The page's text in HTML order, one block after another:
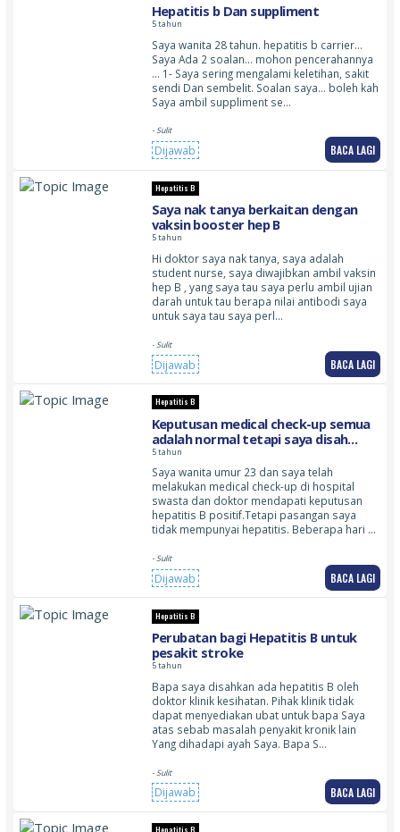
Hepatitis b Dan suppliment
5 tahun
Saya wanita 28 tahun. hepatitis b carrier…
Saya Ada 2 soalan… mohon pencerahannya
… 1- Saya sering mengalami keletihan, sakit
sendi Dan sembelit. Soalan saya… boleh kah
Saya ambil suppliment se…
- Sulit
Dijawab BACA LAGI
Hepatitis B
Saya nak tanya berkaitan dengan
vaksin booster hep B
5 tahun
Hi doktor saya nak tanya, saya adalah
student nurse, saya diwajibkan ambil vaksin
hep B , yang saya tau saya perlu ambil ujian
darah untuk tau berapa nilai antibodi saya
untuk saya tau saya perl…
- Sulit
Dijawab BACA LAGI
Hepatitis B
Keputusan medical check-up semua
adalah normal tetapi saya disah
positis Hepatitis B. Dan saya tidak
tahu dari mana datangnya Hepatitis
B kerana pasangan saya tidak
mempunyai Hepatitis
5 tahun
Saya wanita umur 23 dan saya telah
melakukan medical check-up di hospital
swasta dan doktor mendapati keputusan
hepatitis B positif.Tetapi pasangan saya
tidak mempunyai hepatitis. Beberapa hari …
- Sulit
Dijawab BACA LAGI
Hepatitis B
Perubatan bagi Hepatitis B untuk
pesakit stroke
5 tahun
Bapa saya disahkan ada hepatitis B oleh
doktor klinik kesihatan. Pihak klinik tidak
dapat menyediakan ubat untuk bapa Saya
atas sebab masalah penyakit kronik lain
Yang dihadapi ayah Saya. Bapa S…
- Sulit
Dijawab BACA LAGI